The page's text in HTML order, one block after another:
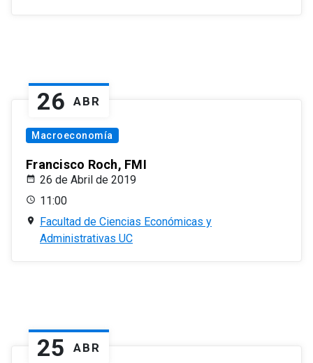
26 ABR
Macroeconomía
Francisco Roch, FMI
26 de Abril de 2019
11:00
Facultad de Ciencias Económicas y
Administrativas UC
25 ABR